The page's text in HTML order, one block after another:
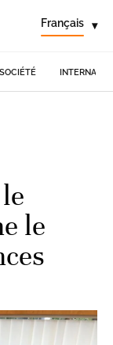
Français ▾
SOCIÉTÉ
le